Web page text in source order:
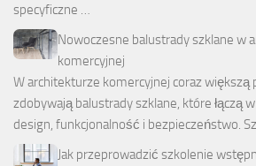
specyficzne …
Nowoczesne balustrady szklane w
komercyjnej
W architekturze komercyjnej coraz większą
zdobywają balustrady szklane, które łączą
design, funkcjonalność i bezpieczeństwo.
Jak przeprowadzić szkolenie